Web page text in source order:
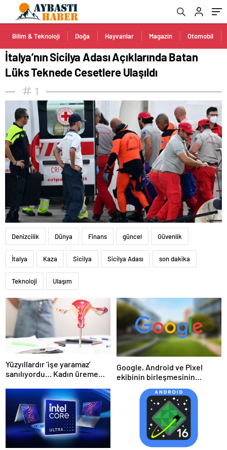
Bilim & Teknoloji Doğa Hayvanlar Magazin Otomobil
İtalya’nın Sicilya Adası Açıklarında Batan
Lüks Teknede Cesetlere Ulaşıldı
1
Denizcilik Dünya Finans güncel Güvenlik
İtalya Kaza Sicilya Sicilya Adası son dakika
Teknoloji Ulaşım
Yüzyıllardır ‘işe yaramaz’
sanılıyordu… Kadın üreme
oynayabilir
Google, Android ve Pixel
ekibinin birleşmesinin
ardından yüzlerce kişiyi işten
çıkardı